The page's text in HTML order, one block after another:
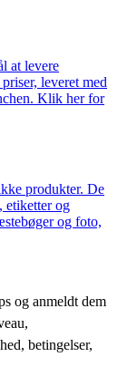
at levere
leveret med
Klik her for
produkter. De
etiketter og
og foto,
og anmeldt dem
betingelser,